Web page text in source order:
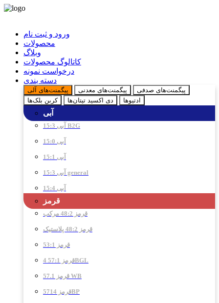
ورود و ثبت نام
محصولات
وبلاگ
کاتالوگ محصولات
درخواست نمونه
دسته بندی
پیگمنت‌های آلی پیگمنت‌های معدنی
پیگمنت‌های صدفی
کربن بلک‌ها
دی اکسید تیتان‌ها ادتیو‌ها
آبی
آبی 15:3 B2G
آبی 15:0
آبی 15:1
آبی 15:3 general
آبی 15:4
قرمز
قرمز 48:2 مرکب
قرمز 48:2 پلاستیک
قرمز 53:1
قرمز 57:1 4BGL
قرمز 57.1 WB
قرمز 5714BP